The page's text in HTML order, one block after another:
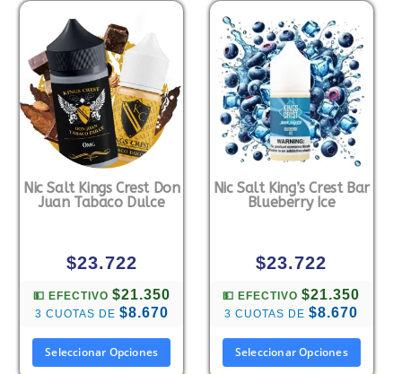
Nic Salt Kings Crest Don
Juan Tabaco Dulce
$23.722
💵 EFECTIVO $21.350
3 CUOTAS DE $8.670
Seleccionar Opciones
Nic Salt King’s Crest Bar
Blueberry Ice
$23.722
💵 EFECTIVO$21.350
3 CUOTAS DE$8.670
Seleccionar Opciones